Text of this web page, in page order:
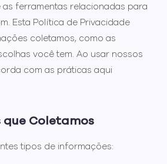
as ferramentas relacionadas para
Esta Política de Privacidade
coletamos, como as
você tem. Ao usar nossos
com as práticas aqui
que Coletamos
tipos de informações: